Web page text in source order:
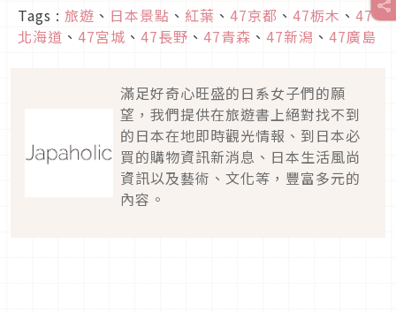
Tags : 旅遊 、 日本景點 、 紅葉 、 47京都 、 47栃木 、 47
北海道 、 47宮城 、 47長野 、 47青森 、 47新潟 、 47廣島
滿足好奇心旺盛的日系女子們的願
望，我們提供在旅遊書上絕對找不到
的日本在地即時觀光情報、到日本必
買的購物資訊新消息、日本生活風尚
資訊以及藝術、文化等，豐富多元的
內容。